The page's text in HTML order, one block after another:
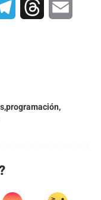
TelegramThreads
programación